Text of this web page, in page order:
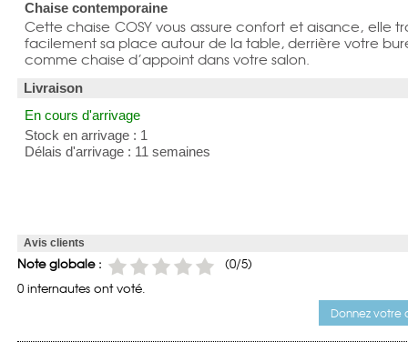
Chaise contemporaine
Cette chaise COSY vous assure confort et aisance, elle
facilement sa place autour de la table, derrière votre
comme chaise d’appoint dans votre salon.
Livraison
En cours d'arrivage
Stock en arrivage : 1
Délais d'arrivage : 11 semaines
Avis clients
Note globale : (0/5)
0 internautes ont voté.
Donnez votre